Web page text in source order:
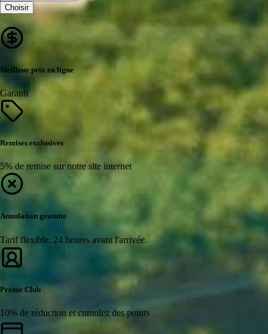
Choisir
Meilleur prix en ligne
Garanti
Remises exclusives
5% de remise sur notre site internet
Annulation gratuite
Tarif flexible, 24 heures avant l'arrivée.
Protur Club
10% de réduction et cumulez des points